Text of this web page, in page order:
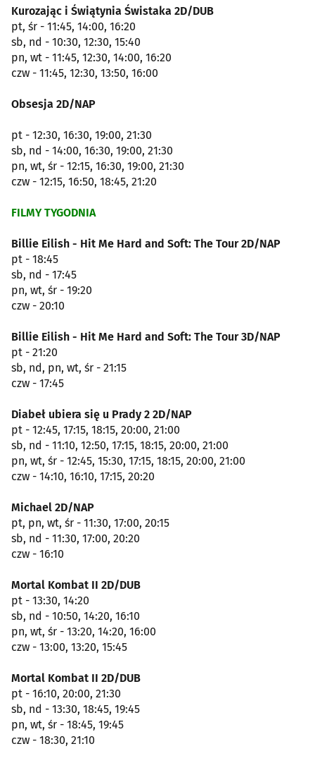
Kurozając i Świątynia Świstaka 2D/DUB
pt, śr - 11:45, 14:00, 16:20
sb, nd - 10:30, 12:30, 15:40
pn, wt - 11:45, 12:30, 14:00, 16:20
czw - 11:45, 12:30, 13:50, 16:00
Obsesja 2D/NAP
pt - 12:30, 16:30, 19:00, 21:30
sb, nd - 14:00, 16:30, 19:00, 21:30
pn, wt, śr - 12:15, 16:30, 19:00, 21:30
czw - 12:15, 16:50, 18:45, 21:20
FILMY TYGODNIA
Billie Eilish - Hit Me Hard and Soft: The Tour 2D/NAP
pt - 18:45
sb, nd - 17:45
pn, wt, śr - 19:20
czw - 20:10
Billie Eilish - Hit Me Hard and Soft: The Tour 3D/NAP
pt - 21:20
sb, nd, pn, wt, śr - 21:15
czw - 17:45
Diabeł ubiera się u Prady 2 2D/NAP
pt - 12:45, 17:15, 18:15, 20:00, 21:00
sb, nd - 11:10, 12:50, 17:15, 18:15, 20:00, 21:00
pn, wt, śr - 12:45, 15:30, 17:15, 18:15, 20:00, 21:00
czw - 14:10, 16:10, 17:15, 20:20
Michael 2D/NAP
pt, pn, wt, śr - 11:30, 17:00, 20:15
sb, nd - 11:30, 17:00, 20:20
czw - 16:10
Mortal Kombat II 2D/DUB
pt - 13:30, 14:20
sb, nd - 10:50, 14:20, 16:10
pn, wt, śr - 13:20, 14:20, 16:00
czw - 13:00, 13:20, 15:45
Mortal Kombat II 2D/DUB
pt - 16:10, 20:00, 21:30
sb, nd - 13:30, 18:45, 19:45
pn, wt, śr - 18:45, 19:45
czw - 18:30, 21:10